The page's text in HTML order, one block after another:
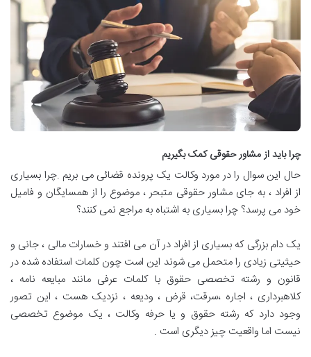
چرا باید از مشاور حقوقی کمک بگیریم
حال این سوال را در مورد وکالت یک پرونده قضائی می بریم .چرا بسیاری
از افراد ، به جای مشاور حقوقی متبحر ، موضوع را از همسایگان و فامیل
خود می پرسد؟ چرا بسیاری به اشتباه به مراجع نمی کنند؟
یک دام بزرگی که بسیاری از افراد در آن می افتند و خسارات مالی ، جانی و
حیثیتی زیادی را متحمل می شوند این است چون کلمات استفاده شده در
قانون و رشته تخصصی حقوق با کلمات عرفی مانند مبایعه نامه ،
کلاهبرداری ، اجاره ،سرقت، قرض ، ودیعه ، نزدیک هست ، این تصور
وجود دارد که رشته حقوق و یا حرفه وکالت ، یک موضوع تخصصی
نیست اما واقعیت چیز دیگری است .